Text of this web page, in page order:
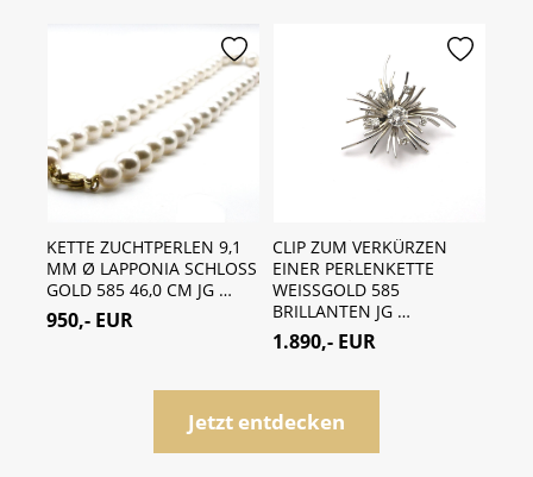
merken
KETTE ZUCHTPERLEN 9,1
MM Ø LAPPONIA SCHLOSS
GOLD 585 46,0 CM JG …
950,- EUR
merken
CLIP ZUM VERKÜRZEN
EINER PERLENKETTE
WEISSGOLD 585
BRILLANTEN JG …
1.890,- EUR
Jetzt entdecken